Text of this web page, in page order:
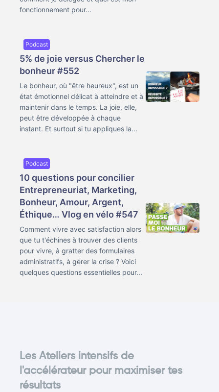
fonctionnement pour...
Podcast
5% de joie versus Chercher le
bonheur #552
Le bonheur, où "être heureux", est un
état émotionnel délicat à atteindre et à
maintenir dans le temps. La joie, elle,
peut être développée à chaque
instant. Et surtout si tu appliques la...
Podcast
10 questions pour concilier
Entrepreneuriat, Marketing,
Bonheur, Amour, Argent,
Éthique… Vlog en vélo #547
Comment vivre avec satisfaction alors
que tu t'échines à trouver des clients
pour vivre, à gratter des formulaires
administratifs, à gérer la crise ? Voici
quelques questions essentielles pour...
Les Ateliers intensifs de
l'accélérateur pour maximiser tes
résultats